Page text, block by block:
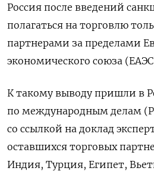
Россия после введений
полагаться на торговлю
партнерами за пределами
экономического союза
К такому выводу пришли в
по международным делам
со ссылкой на доклад
оставшихся торговых
Индия, Турция, Египет,